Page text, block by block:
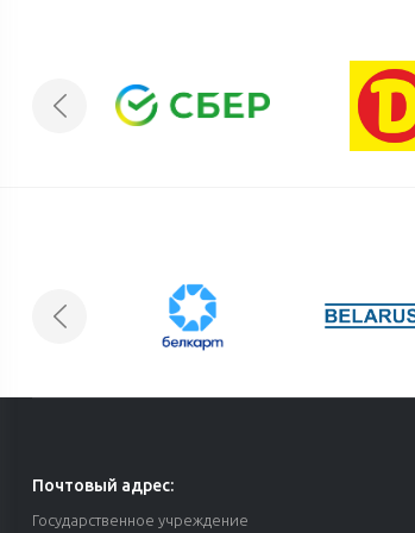
Почтовый адрес:
Государственное учреждение